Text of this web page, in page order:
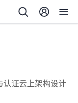
认证云上架构设计